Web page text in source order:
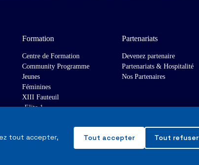
Formation
Centre de Formation
Community Programme
Jeunes
Féminines
XIII Fauteuil
Elite 1
Partenariats
Devenez partenaire
Partenariats & Hospitalité
Nos Partenaires
tout accepter,
Tout accepter Tout refuser